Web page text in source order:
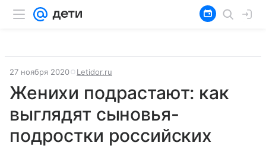
27 ноября 2020 Letidor.ru
Женихи подрастают: как
выглядят сыновья-
подростки российских